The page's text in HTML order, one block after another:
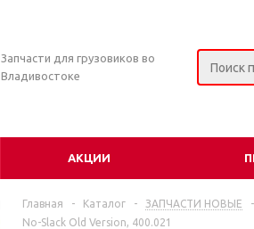
Запчасти для грузовиков во
Владивостоке
АКЦИИ
Главная - Каталог - ЗАПЧАСТИ НОВЫЕ -
No-Slack Old Version, 400.021